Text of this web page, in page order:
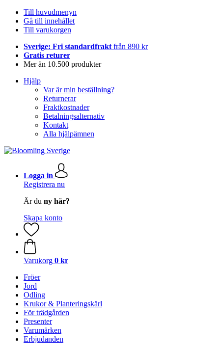
Till huvudmenyn
Gå till innehållet
Till varukorgen
Sverige: Fri standardfrakt från 890 kr
Gratis returer
Mer än 10.500 produkter
Hjälp
Var är min beställning?
Returnerar
Fraktkostnader
Betalningsalternativ
Kontakt
Alla hjälpämnen
Logga in
Registrera nu
Är du ny här?
Skapa konto
Varukorg 0 kr
Fröer
Jord
Odling
Krukor & Planteringskärl
För trädgården
Presenter
Varumärken
Erbjudanden